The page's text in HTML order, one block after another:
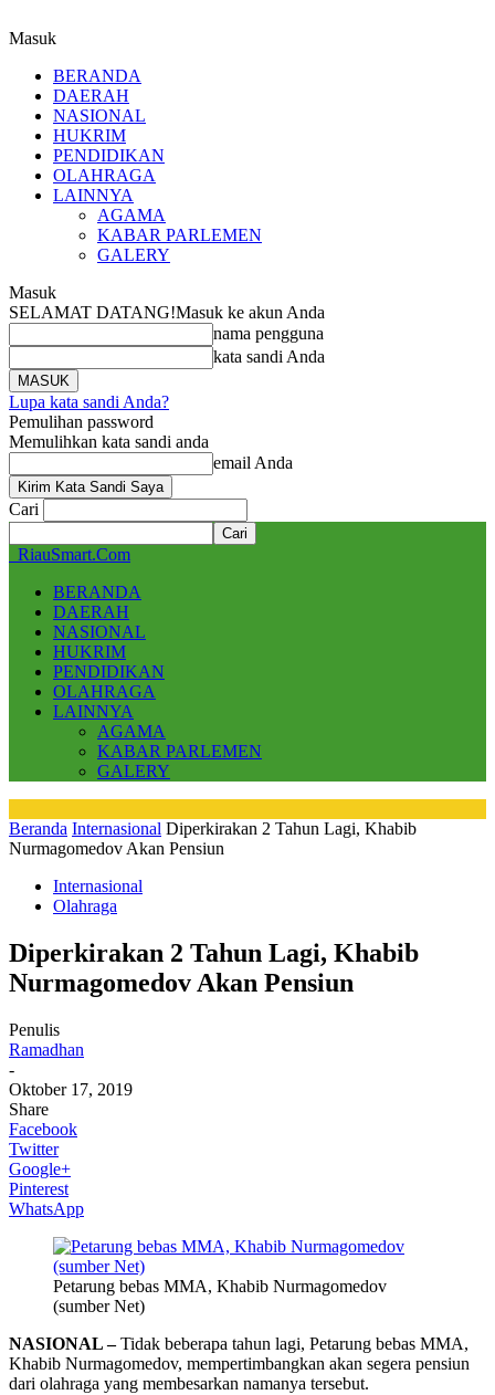
Masuk
BERANDA
DAERAH
NASIONAL
HUKRIM
PENDIDIKAN
OLAHRAGA
LAINNYA
AGAMA
KABAR PARLEMEN
GALERY
Masuk
SELAMAT DATANG!Masuk ke akun Anda
nama pengguna
kata sandi Anda
Lupa kata sandi Anda?
Pemulihan password
Memulihkan kata sandi anda
email Anda
Cari
RiauSmart.Com
BERANDA
DAERAH
NASIONAL
HUKRIM
PENDIDIKAN
OLAHRAGA
LAINNYA
AGAMA
KABAR PARLEMEN
GALERY
Beranda Internasional Diperkirakan 2 Tahun Lagi, Khabib
Nurmagomedov Akan Pensiun
Internasional
Olahraga
Diperkirakan 2 Tahun Lagi, Khabib
Nurmagomedov Akan Pensiun
Penulis
Ramadhan
-
Oktober 17, 2019
Share
Facebook
Twitter
Google+
Pinterest
WhatsApp
Petarung bebas MMA, Khabib Nurmagomedov
(sumber Net)
NASIONAL –Tidak beberapa tahun lagi, Petarung bebas MMA,
Khabib Nurmagomedov, mempertimbangkan akan segera pensiun
dari olahraga yang membesarkan namanya tersebut.